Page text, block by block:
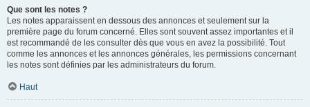
Que sont les notes ?
Les notes apparaissent en dessous des annonces et seulement sur la
première page du forum concerné. Elles sont souvent assez importantes et il
est recommandé de les consulter dès que vous en avez la possibilité. Tout
comme les annonces et les annonces générales, les permissions concernant
les notes sont définies par les administrateurs du forum.
Haut